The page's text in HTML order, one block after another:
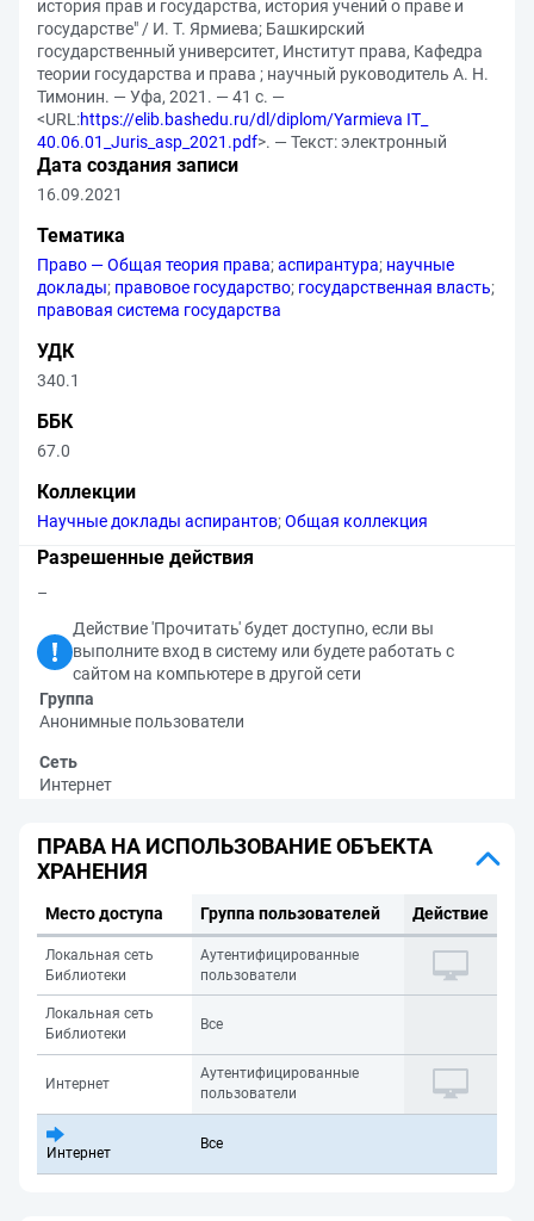
история прав и государства, история учений о праве и
государстве" / И. Т. Ярмиева; Башкирский
государственный университет, Институт права, Кафедра
теории государства и права ; научный руководитель А. Н.
Тимонин. — Уфа, 2021. — 41 с. —
<URL:https://elib.bashedu.ru/dl/diplom/Yarmieva IT_
40.06.01_Juris_asp_2021.pdf>. — Текст: электронный
Дата создания записи
16.09.2021
Тематика
Право — Общая теория права;аспирантура; научные
доклады; правовое государство; государственная власть;
правовая система государства
УДК
340.1
ББК
67.0
Коллекции
Научные доклады аспирантов;Общая коллекция
Разрешенные действия
–
Действие 'Прочитать' будет доступно, если вы
выполните вход в систему или будете работать с
сайтом на компьютере в другой сети
Группа
Анонимные пользователи
Сеть
Интернет
ПРАВА НА ИСПОЛЬЗОВАНИЕ ОБЪЕКТА
ХРАНЕНИЯ
Место доступа Группа пользователей Действие
Локальная сеть
Библиотеки
Аутентифицированные
пользователи
Локальная сеть
Библиотеки
Все
Интернет
Аутентифицированные
пользователи
Интернет
Все